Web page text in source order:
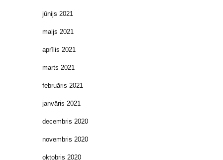
jūnijs 2021
maijs 2021
aprīlis 2021
marts 2021
februāris 2021
janvāris 2021
decembris 2020
novembris 2020
oktobris 2020